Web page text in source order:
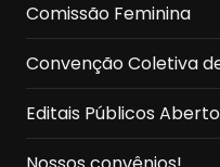
Comissão Feminina
Convenção Coletiva
Editais Públicos